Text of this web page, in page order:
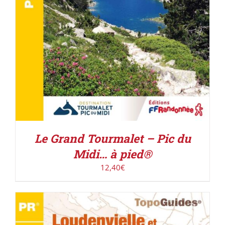
Le Grand Tourmalet – Pic du
Midi… à pied®
12,40€